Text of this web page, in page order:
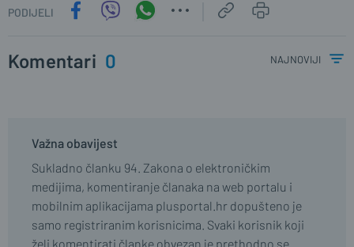
PODIJELI
Komentari 0 najnoviji
Važna obavijest
Sukladno članku 94. Zakona o elektroničkim
medijima, komentiranje članaka na web portalu i
mobilnim aplikacijama plusportal.hr dopušteno je
samo registriranim korisnicima. Svaki korisnik koji
želi komentirati članke obvezan je prethodno se